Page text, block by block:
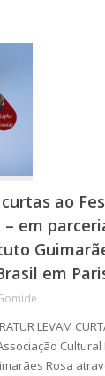
ao
em
em
LEVAM
Rosa